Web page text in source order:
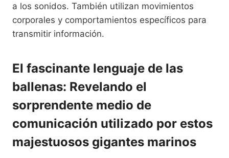
a los sonidos. También utilizan movimientos
corporales y comportamientos específicos para
transmitir información.
El fascinante lenguaje de las
ballenas: Revelando el
sorprendente medio de
comunicación utilizado por estos
majestuosos gigantes marinos